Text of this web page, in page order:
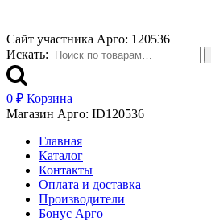
Сайт участника Арго: 120536
Искать:
0 ₽ Корзина
Магазин Арго: ID120536
Главная
Каталог
Контакты
Оплата и доставка
Производители
Бонус Арго